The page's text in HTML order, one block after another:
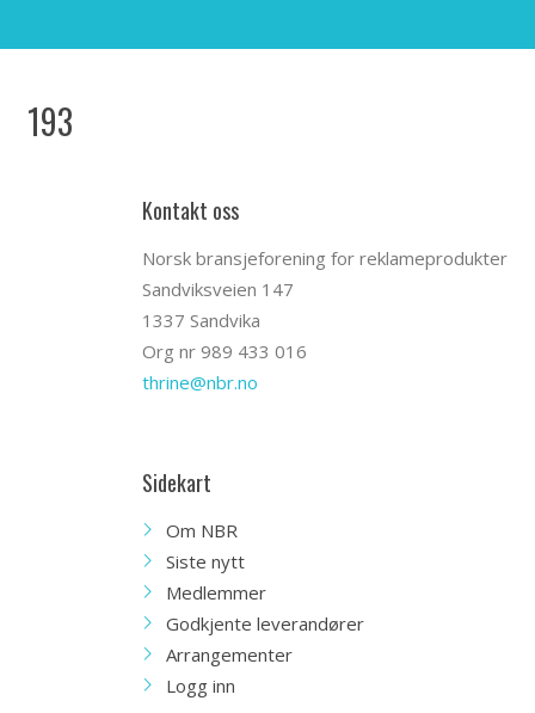
193
Kontakt oss
Norsk bransjeforening for reklameprodukter
Sandviksveien 147
1337 Sandvika
Org nr 989 433 016
thrine@nbr.no
Sidekart
Om NBR
Siste nytt
Medlemmer
Godkjente leverandører
Arrangementer
Logg inn